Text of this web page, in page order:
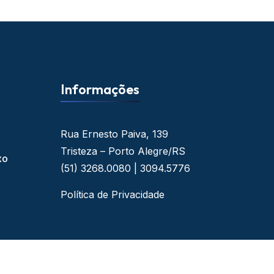
Informações
Rua Ernesto Paiva, 139
Tristeza – Porto Alegre/RS
(51) 3268.0080 | 3094.5776
Política de Privacidade